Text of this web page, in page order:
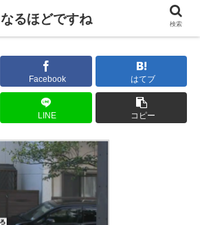
Facebook はてブ
LINE コピー
なるほどですね 検索